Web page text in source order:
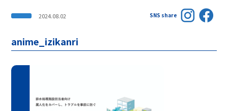
2024.08.02 SNS share
anime_izikanri